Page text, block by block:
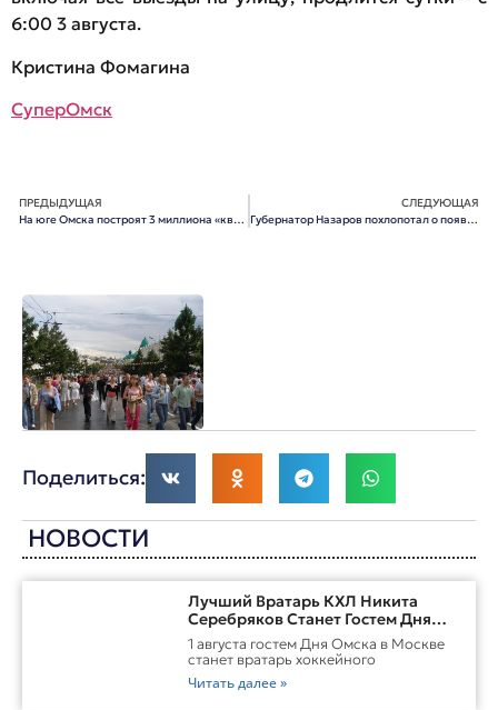
6:00 3 августа.
Кристина Фомагина
СуперОмск
ПРЕДЫДУЩАЯ
На юге Омска построят 3 миллиона «квадратов» доступного жилья
СЛЕДУЮЩАЯ
Губернатор Назаров похлопотал о появлении в Омске белорусских лифтов
Поделиться:
НОВОСТИ
Лучший Вратарь КХЛ Никита
Серебряков Станет Гостем Дня
Омска В Москве
1 августа гостем Дня Омска в Москве
станет вратарь хоккейного
Читать далее »